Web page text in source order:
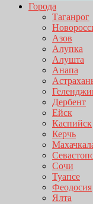
Города
Таганрог
Азов
Алупка
Алушта
Анапа
Дербент
Ейск
Каспийск
Керчь
Сочи
Туапсе
Феодосия
Ялта